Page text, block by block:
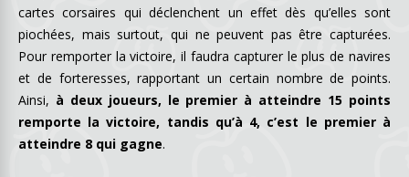
cartes corsaires qui déclenchent un effet dès qu’elles sont
piochées, mais surtout, qui ne peuvent pas être capturées.
Pour remporter la victoire, il faudra capturer le plus de navires
et de forteresses, rapportant un certain nombre de points.
Ainsi, à deux joueurs, le premier à atteindre 15 points
remporte la victoire, tandis qu’à 4, c’est le premier à
atteindre 8 qui gagne.